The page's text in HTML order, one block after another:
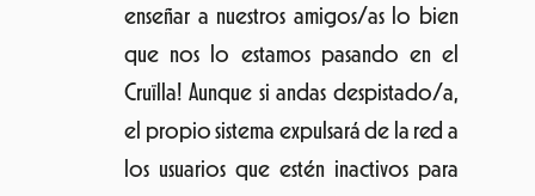
enseñar a nuestros amigos/as lo bien
que nos lo estamos pasando en el
Cruïlla! Aunque si andas despistado/a,
el propio sistema expulsará de la red a
los usuarios que estén inactivos para